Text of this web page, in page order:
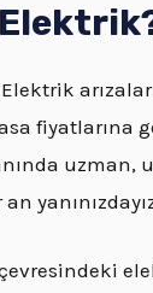
Elektrik
fiyatlarına
uzman,
an